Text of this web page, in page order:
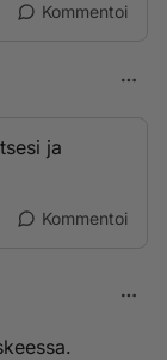
Kommentoi
ja
Kommentoi